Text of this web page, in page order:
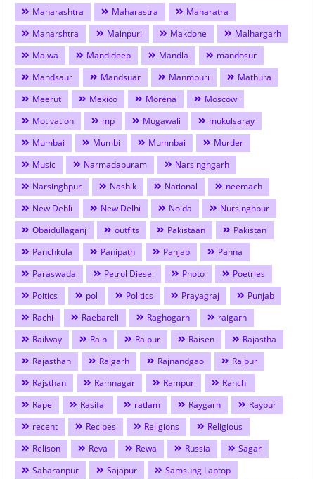
Maharashtra
Maharastra
Maharatra
Maharshtra
Mainpuri Makdone
Malhargarh
Malwa
Mandideep Mandla
mandosur
Mandsaur
Mandsuar Manmpuri
Mathura
Meerut
Mexico Morena
Moscow
Motivation
mp Mugawali
mukulsaray
Mumbai
Mumbi Mumnbai
Murder
Music
Narmadapuram
Narsinghgarh
Narsinghpur
Nashik National
neemach
New Dehli
New Delhi Noida
Nursinghpur
Obaidullaganj
outfits Pakistaan
Pakistan
Panchkula
Panipath Panjab
Panna
Paraswada
Petrol Diesel Photo
Poetries
Poitics
pol Politics Prayagraj
Punjab
Rachi
Raebareli Raghogarh
raigarh
Railway
Rain Raipur Raisen
Rajastha
Rajasthan
Rajgarh Rajnandgao
Rajpur
Rajsthan
Ramnagar Rampur
Ranchi
Rape
Rasifal ratlam Raygarh
Raypur
recent
Recipes Religions
Religious
Relison
Reva Rewa Russia
Sagar
Saharanpur
Sajapur
Samsung Laptop